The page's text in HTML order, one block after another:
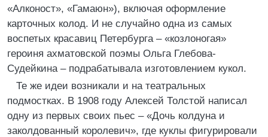
«Алконост», «Гамаюн»), включая оформление
карточных колод. И не случайно одна из самых
воспетых красавиц Петербурга – «козлоногая»
героиня ахматовской поэмы Ольга Глебова-
Судейкина – подрабатывала изготовлением кукол.
Те же идеи возникали и на театральных
подмостках. В 1908 году Алексей Толстой написал
одну из первых своих пьес – «Дочь колдуна и
заколдованный королевич», где куклы фигурировали